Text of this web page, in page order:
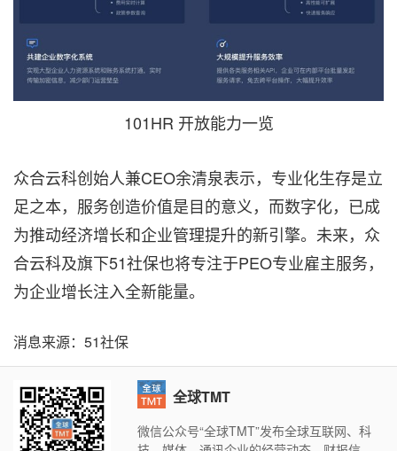
101HR 开放能力一览
众合云科创始人兼CEO余清泉表示，专业化生存是立
足之本，服务创造价值是目的意义，而数字化，已成
为推动经济增长和企业管理提升的新引擎。未来，众
合云科及旗下51社保也将专注于PEO专业雇主服务，
为企业增长注入全新能量。
消息来源：51社保
全球TMT
微信公众号“全球TMT”发布全球互联网、科